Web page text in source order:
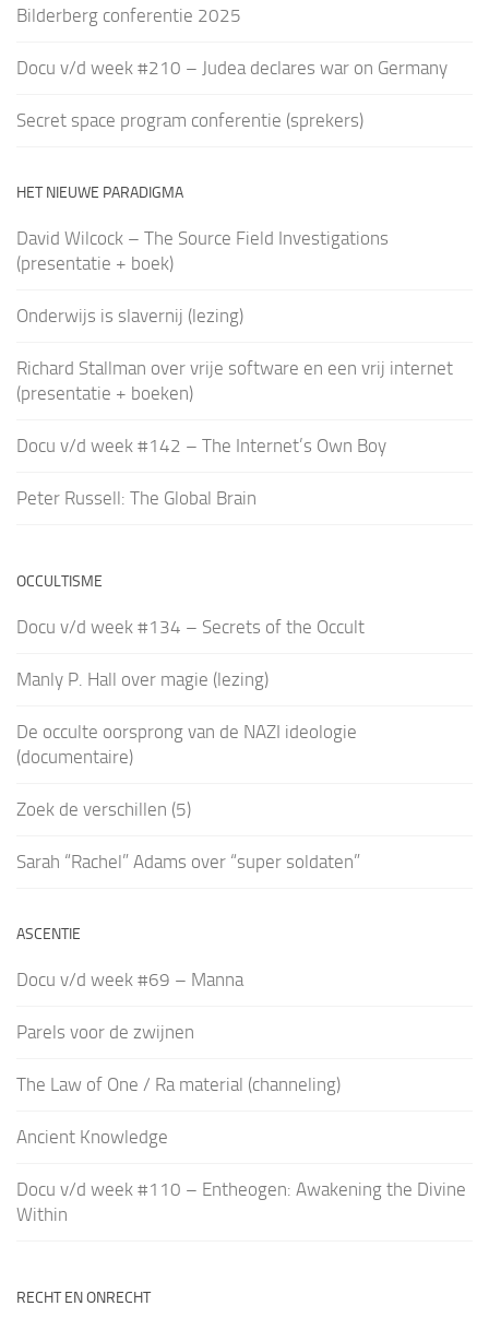
Bilderberg conferentie 2025
Docu v/d week #210 – Judea declares war on Germany
Secret space program conferentie (sprekers)
HET NIEUWE PARADIGMA
David Wilcock – The Source Field Investigations
(presentatie + boek)
Onderwijs is slavernij (lezing)
Richard Stallman over vrije software en een vrij internet
(presentatie + boeken)
Docu v/d week #142 – The Internet’s Own Boy
Peter Russell: The Global Brain
OCCULTISME
Docu v/d week #134 – Secrets of the Occult
Manly P. Hall over magie (lezing)
De occulte oorsprong van de NAZI ideologie
(documentaire)
Zoek de verschillen (5)
Sarah “Rachel” Adams over “super soldaten”
ASCENTIE
Docu v/d week #69 – Manna
Parels voor de zwijnen
The Law of One / Ra material (channeling)
Ancient Knowledge
Docu v/d week #110 – Entheogen: Awakening the Divine
Within
RECHT EN ONRECHT